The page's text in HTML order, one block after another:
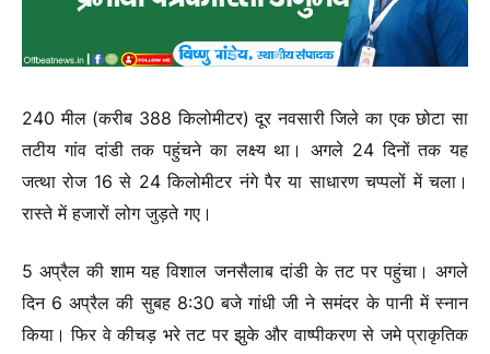
240 मील (करीब 388 किलोमीटर) दूर नवसारी जिले का एक छोटा सा
तटीय गांव दांडी तक पहुंचने का लक्ष्य था। अगले 24 दिनों तक यह
जत्था रोज 16 से 24 किलोमीटर नंगे पैर या साधारण चप्पलों में चला।
रास्ते में हजारों लोग जुड़ते गए।
5 अप्रैल की शाम यह विशाल जनसैलाब दांडी के तट पर पहुंचा। अगले
दिन 6 अप्रैल की सुबह 8:30 बजे गांधी जी ने समंदर के पानी में स्नान
किया। फिर वे कीचड़ भरे तट पर झुके और वाष्पीकरण से जमे प्राकृतिक